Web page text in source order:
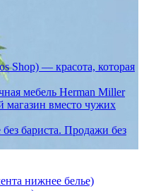
Shop) — красота, которая
мебель Herman Miller
вместо чужих
бариста. Продажи без
нижнее белье)